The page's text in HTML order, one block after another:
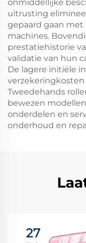
onmiddellijke
uitrusting
gepaard gaan
machines.
prestatiehistorie
validatie van hun
De lagere initiële
Tweedehands
bewezen
onderdelen en
onderhoud en
27